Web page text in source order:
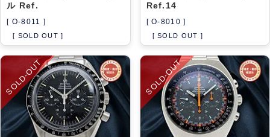
ル Ref.
[ O-8011 ]
[ SOLD OUT ]
Ref.14
[ O-8010 ]
[ SOLD OUT ]
SOLD-OUT SOLD-OUT